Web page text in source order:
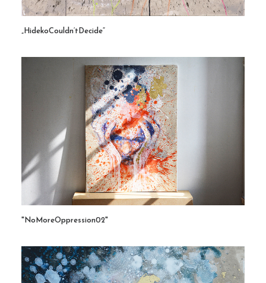
„HidekoCouldn‘tDecide“
"NoMoreOppression02"